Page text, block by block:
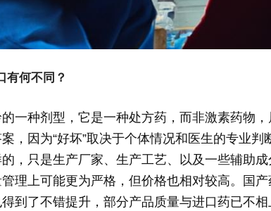
有何不同？
一种剂型，它是一种处方药，而非激素药物，
，因为“好坏”取决于个体情况和医生的专业判
，只是生产厂家、生产工艺、以及一些辅助
理上可能更为严格，但价格也相对较高。国
到了不错提升，部分产品质量与进口药已不